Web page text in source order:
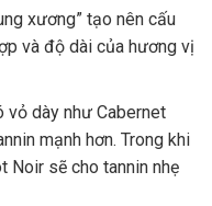
xương” tạo nên cấu
và độ dài của hương vị
vỏ dày như Cabernet
mạnh hơn. Trong khi
Noir sẽ cho tannin nhẹ